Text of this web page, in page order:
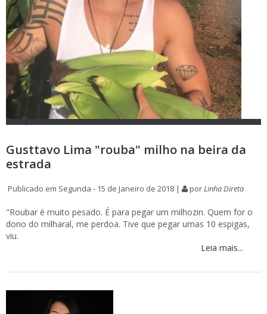
Gusttavo Lima "rouba" milho na beira da
estrada
Publicado em Segunda - 15 de Janeiro de 2018 | porLinha Direta
"Roubar é muito pesado. É para pegar um milhozin. Quem for o
dono do milharal, me perdoa. Tive que pegar umas 10 espigas,
viu.
Leia mais...